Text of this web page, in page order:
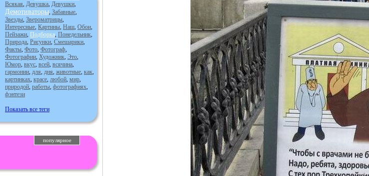
Всякая, Девушка, Девушки,
Демотиваторы, Забавные,
Звезды, Звероматрицы,
Интересные, Картины, Наш, Обои,
Пейзажи, Подборка, Понедельник,
Природа, Рисунки, Смешарики,
Факты, Фото, Фотограф,
Фотографии, Художник, Это,
Юмор, вкус, всей, всячина,
гармонии, для, дня, животные, как,
картинках, красе, любой, мир,
природой, работы, фотографиях,
фэнтези
Показать все теги
популярное